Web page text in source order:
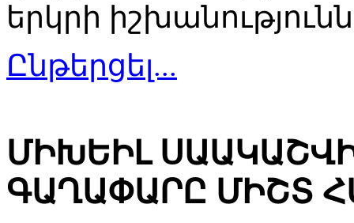
երկրի
Ընթերցել...
ՄԻԽԵԻԼ
ԳԱՂԱՓԱՐԸ ՄԻՇՏ